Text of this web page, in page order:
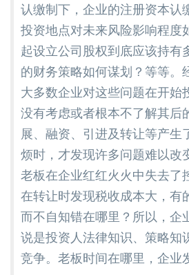
认缴制下，企业的注册资本认
投资地点对未来风险影响程度
起设立公司股权到底应该持有
的财务策略如何谋划？等等。
大多数企业对这些问题在开始
没有考虑或者根本不了解其后
展、融资、引进及转让等产生
烦时，才发现许多问题难以改
老板在企业红红火火中失去了
在转让时发现税收成本大，有
而不自知错在哪里？所以，企
说是投资人法律知识、策略知
竞争。老板时间在哪里，企业